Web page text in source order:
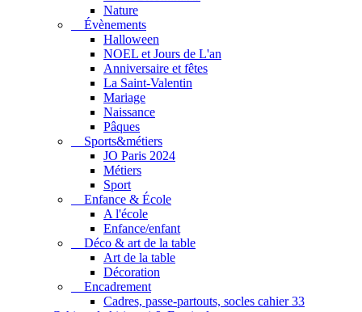
Nature
Évènements
Halloween
NOEL et Jours de L'an
Anniversaire et fêtes
La Saint-Valentin
Mariage
Naissance
Pâques
Sports&métiers
JO Paris 2024
Métiers
Sport
Enfance & École
A l'école
Enfance/enfant
Déco & art de la table
Art de la table
Décoration
Encadrement
Cadres, passe-partouts, socles cahier 33